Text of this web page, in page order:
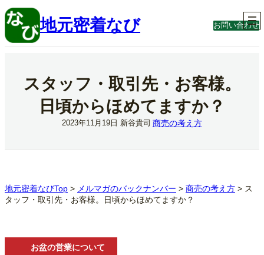
内
容
ス
地元密着なび お問い合わせ
スタッフ・取引先・お客様。
日頃からほめてますか？
2023年11月19日 新谷貴司 商売の考え方
地元密着なびTop > メルマガのバックナンバー > 商売の考え方 > ス
タッフ・取引先・お客様。日頃からほめてますか？
お盆の営業について